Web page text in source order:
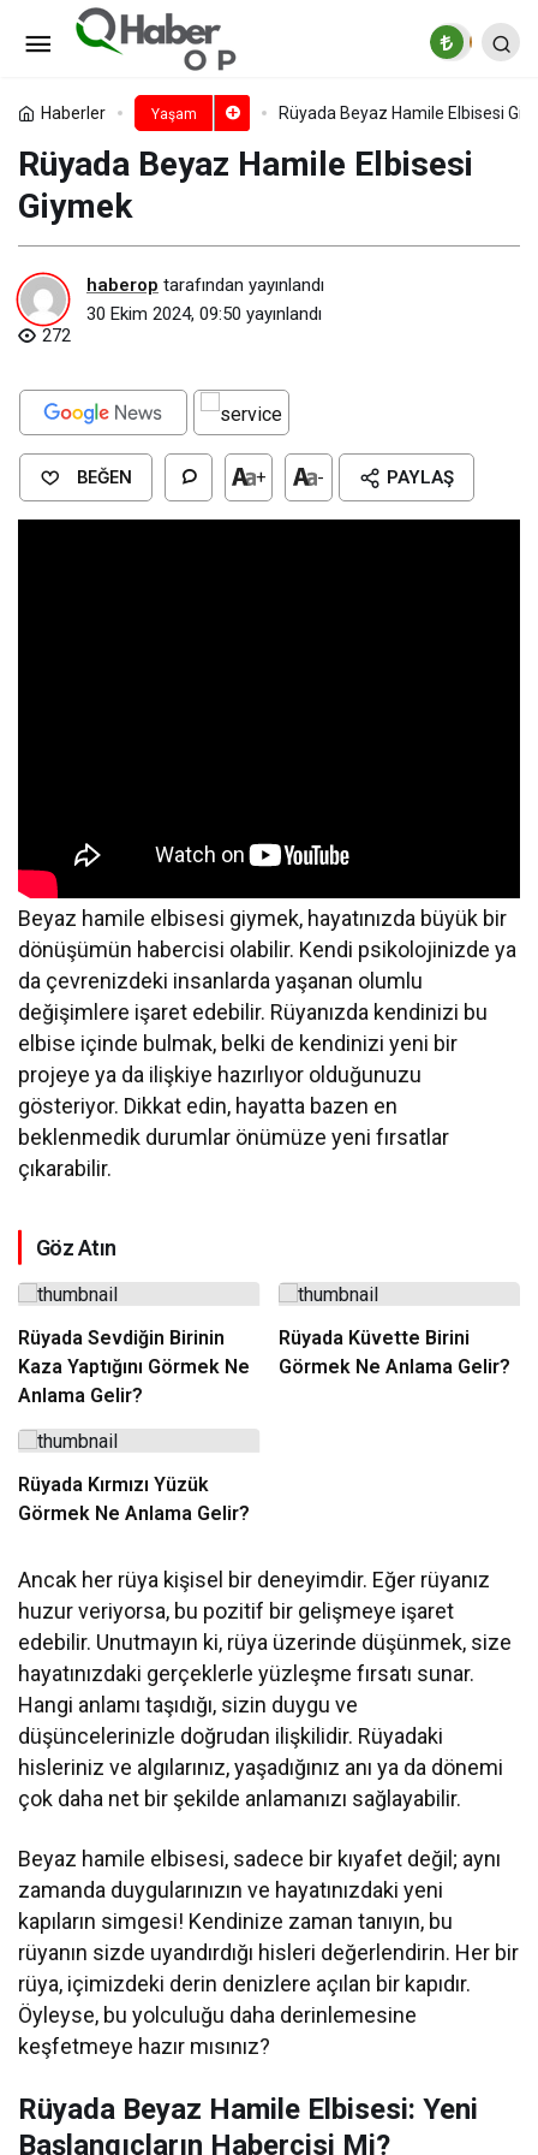
Haberler Yaşam Rüyada Beyaz Hamile Elbisesi
Rüyada Beyaz Hamile Elbisesi
Giymek​
haberop tarafından yayınlandı
30 Ekim 2024, 09:50 yayınlandı
272
BEĞEN + - PAYLAŞ
Beyaz hamile elbisesi giymek, hayatınızda büyük bir
dönüşümün habercisi olabilir. Kendi psikolojinizde ya
da çevrenizdeki insanlarda yaşanan olumlu
değişimlere işaret edebilir. Rüyanızda kendinizi bu
elbise içinde bulmak, belki de kendinizi yeni bir
projeye ya da ilişkiye hazırlıyor olduğunuzu
gösteriyor. Dikkat edin, hayatta bazen en
beklenmedik durumlar önümüze yeni fırsatlar
çıkarabilir.
Göz Atın
Rüyada Sevdiğin Birinin
Kaza Yaptığını Görmek Ne
Anlama Gelir?
Rüyada Küvette Birini
Görmek Ne Anlama Gelir?
Rüyada Kırmızı Yüzük
Görmek Ne Anlama Gelir?
Ancak her rüya kişisel bir deneyimdir. Eğer rüyanız
huzur veriyorsa, bu pozitif bir gelişmeye işaret
edebilir. Unutmayın ki, rüya üzerinde düşünmek, size
hayatınızdaki gerçeklerle yüzleşme fırsatı sunar.
Hangi anlamı taşıdığı, sizin duygu ve
düşüncelerinizle doğrudan ilişkilidir. Rüyadaki
hisleriniz ve algılarınız, yaşadığınız anı ya da dönemi
çok daha net bir şekilde anlamanızı sağlayabilir.
Beyaz hamile elbisesi, sadece bir kıyafet değil; aynı
zamanda duygularınızın ve hayatınızdaki yeni
kapıların simgesi! Kendinize zaman tanıyın, bu
rüyanın sizde uyandırdığı hisleri değerlendirin. Her bir
rüya, içimizdeki derin denizlere açılan bir kapıdır.
Öyleyse, bu yolculuğu daha derinlemesine
keşfetmeye hazır mısınız?
Rüyada Beyaz Hamile Elbisesi: Yeni
Başlangıçların Habercisi Mi?
Rüyada Beyaz Dişli Kadın
Görmek​Yorum Yap